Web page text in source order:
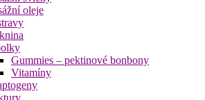
oleje
Gummies – pektinové bonbony
Vitamíny